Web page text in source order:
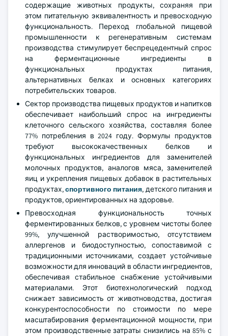
содержащие животных продукты, сохраняя при
этом питательную эквивалентность и превосходную
функциональность. Переход глобальной пищевой
промышленности к регенеративным системам
производства стимулирует беспрецедентный спрос
на ферментационные ингредиенты в
функциональных продуктах питания,
альтернативных белках и основных категориях
потребительских товаров.
Сектор производства пищевых продуктов и напитков
обеспечивает наибольший спрос на ингредиенты
клеточного сельского хозяйства, составляя более
77% потребления в 2024 году. Формулы продуктов
требуют высококачественных белков и
функциональных ингредиентов для заменителей
молочных продуктов, аналогов мяса, заменителей
яиц и укрепления пищевых добавок в растительных
продуктах,спортивного питания, детского питания и
продуктов, ориентированных на здоровье.
Превосходная функциональность точных
ферментированных белков, с уровнем чистоты более
99%, улучшенной растворимостью, отсутствием
аллергенов и биодоступностью, сопоставимой с
традиционными источниками, создает устойчивые
возможности для инноваций в области ингредиентов,
обеспечивая стабильное снабжение устойчивыми
материалами. Этот биотехнологический подход
снижает зависимость от животноводства, достигая
конкурентоспособности по стоимости по мере
масштабирования ферментационной мощности, при
этом производственные затраты снизились на 85% с